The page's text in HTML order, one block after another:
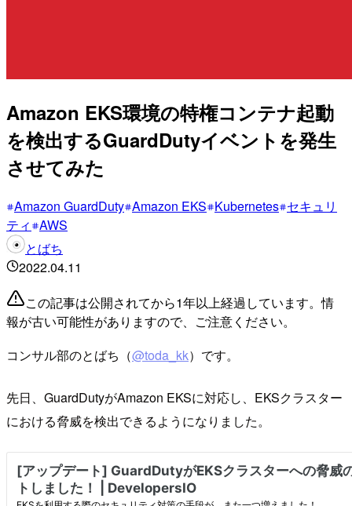
Amazon EKS環境の特権コンテナ起動
を検出するGuardDutyイベントを発生
させてみた
Amazon GuardDuty Amazon EKS Kubernetes セキュリ
ティ AWS
とばち
2022.04.11
この記事は公開されてから1年以上経過しています。情
報が古い可能性がありますので、ご注意ください。
コンサル部のとばち（@toda_kk）です。
先日、GuardDutyがAmazon EKSに対応し、EKSクラスター
における脅威を検出できるようになりました。